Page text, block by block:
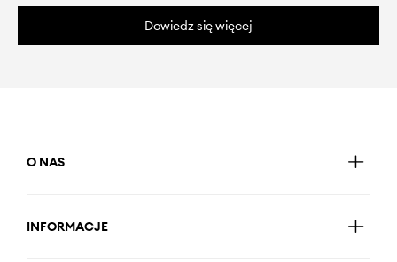
Dowiedz się więcej
O NAS
INFORMACJE